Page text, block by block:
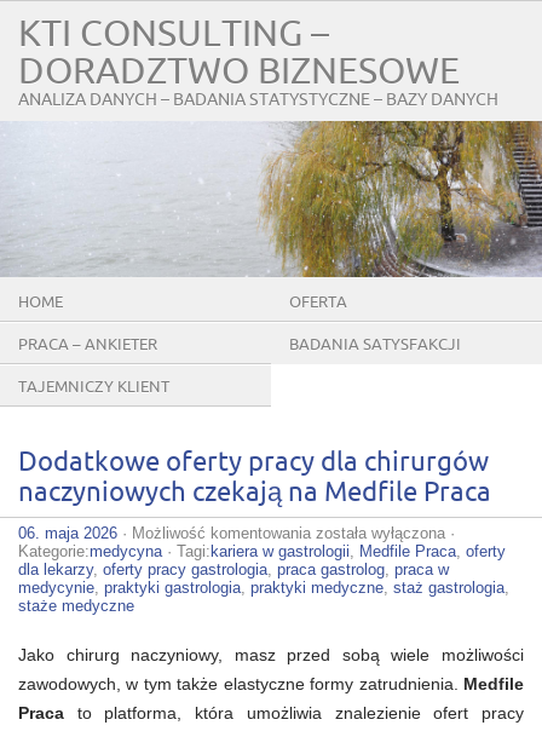
KTI CONSULTING –
DORADZTWO BIZNESOWE
ANALIZA DANYCH – BADANIA STATYSTYCZNE – BAZY DANYCH
HOME OFERTA
PRACA – ANKIETER BADANIA SATYSFAKCJI
TAJEMNICZY KLIENT
Dodatkowe oferty pracy dla chirurgów
naczyniowych czekają na Medfile Praca
06. maja 2026 · Możliwość komentowania Dodatkowe
oferty
pracy
dla
na
Medfile
Praca
została wyłączona ·
Kategorie:medycyna· Tagi: kariera w gastrologii, Medfile Praca, oferty
dla lekarzy, oferty pracy gastrologia, praca gastrolog, praca w
medycynie, praktyki gastrologia, praktyki medyczne, staż gastrologia,
staże medyczne
Jako chirurg naczyniowy, masz przed sobą wiele możliwości
zawodowych, w tym także elastyczne formy zatrudnienia. Medfile
Praca to platforma, która umożliwia znalezienie ofert pracy